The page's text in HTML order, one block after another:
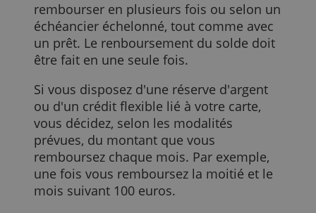
C'est précisément parce que c'est ainsi
que fonctionne le remboursement que la
plupart de nos cartes de crédit ne sont
n'y a pas de crédit ou de prêt qui leur est
associé, vous ne pouvez donc pas
rembourser en plusieurs fois ou selon
échéancier échelonné, tout comme avec
un prêt. Le renboursement du solde doit
être fait en une seule fois.